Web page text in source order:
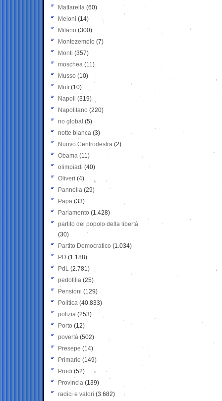
Mattarella (60)
Meloni (14)
Milano (300)
Montezemolo (7)
Monti (357)
moschea (11)
Musso (10)
Muti (10)
Napoli (319)
Napolitano (220)
no global (5)
notte bianca (3)
Nuovo Centrodestra (2)
Obama (11)
olimpiadi (40)
Oliveri (4)
Pannella (29)
Papa (33)
Parlamento (1.428)
partito del popolo della libertà
(30)
Partito Democratico (1.034)
PD (1.188)
PdL (2.781)
pedofilia (25)
Pensioni (129)
Politica (40.833)
polizia (253)
Porto (12)
povertà (502)
Presepe (14)
Primarie (149)
Prodi (52)
Provincia (139)
radici e valori (3.682)